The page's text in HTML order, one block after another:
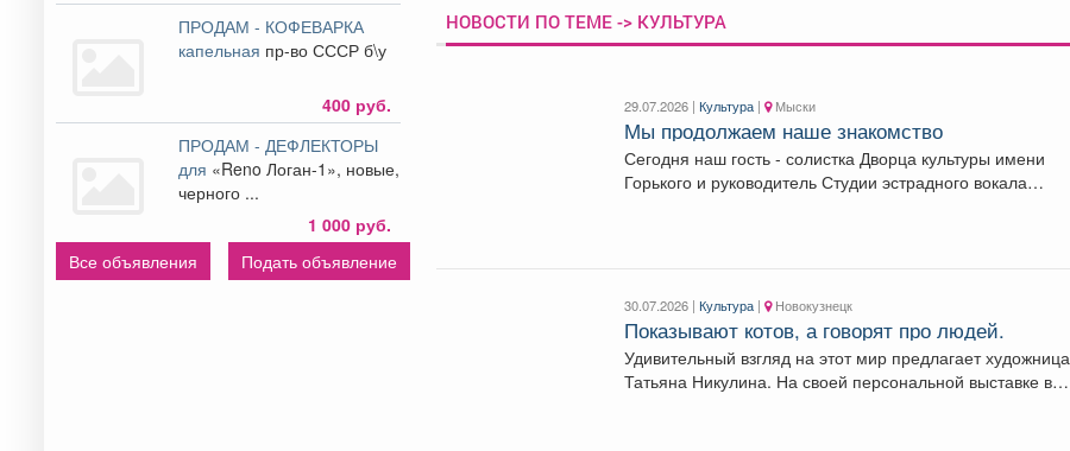
ПРОДАМ - КОФЕВАРКА
капельная пр-во СССР б\у
400 руб.
ПРОДАМ - ДЕФЛЕКТОРЫ
для «Reno Логан-1», новые,
черного ...
1 000 руб.
Все объявления
Подать объявление
НОВОСТИ ПО ТЕМЕ -> КУЛЬТУРА
29.07.2026 | Культура | Мыски
Мы продолжаем наше знакомство
Сегодня наш гость - солистка Дворца культуры имени
Горького и руководитель Студии эстрадного вокала
30.07.2026 | Культура | Новокузнецк
Показывают котов, а говорят про людей.
Удивительный взгляд на этот мир предлагает художница
Татьяна Никулина. На своей персональной выставке в